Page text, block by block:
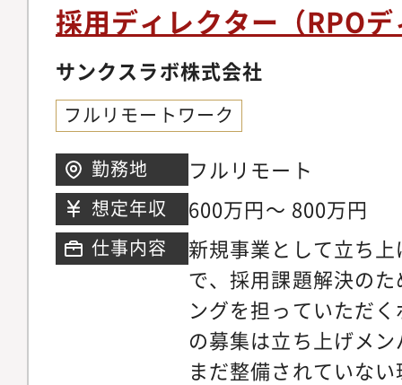
採用ディレクター（RPO
サンクスラボ株式会社
フルリモートワーク
勤務地 フルリモート
想定年収 600万円～ 800万円
仕事内容
新規事業として立ち
で、採用課題解決の
ングを担っていただ
の募集は立ち上げメ
まだ整備されていな